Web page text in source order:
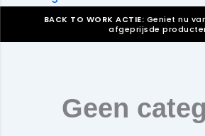
BACK TO WORK ACTIE: Geniet nu
afgeprijsde
past. |
Offerte
Geen